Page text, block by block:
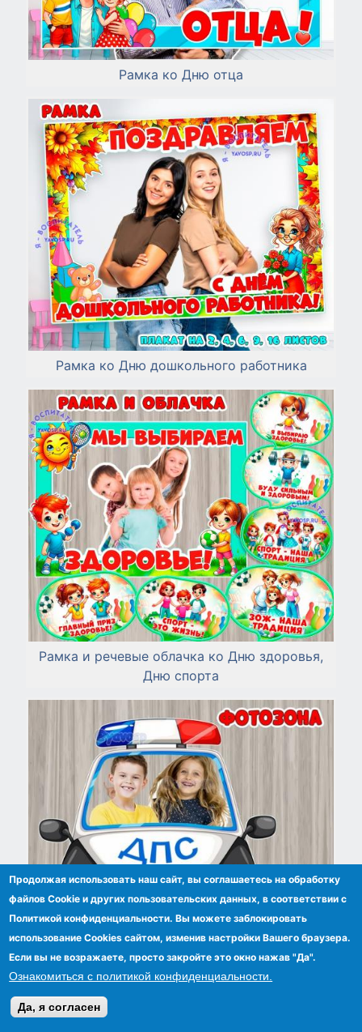
Рамка ко Дню отца
Рамка ко Дню дошкольного работника
Рамка и речевые облачка ко Дню здоровья,
Дню спорта
Фотозона: машина ДПС, ПДД
Продолжая использовать наш сайт, вы соглашаетесь на обработку
файлов Сookie и других пользовательских данных, в соответствии с
Политикой конфиденциальности. Вы можете заблокировать
использование Cookies сайтом, изменив настройки Вашего браузера.
Если вы не возражаете, просто закройте это окно нажав "Да".
Ознакомиться с политикой конфиденциальности.
Да, я согласен